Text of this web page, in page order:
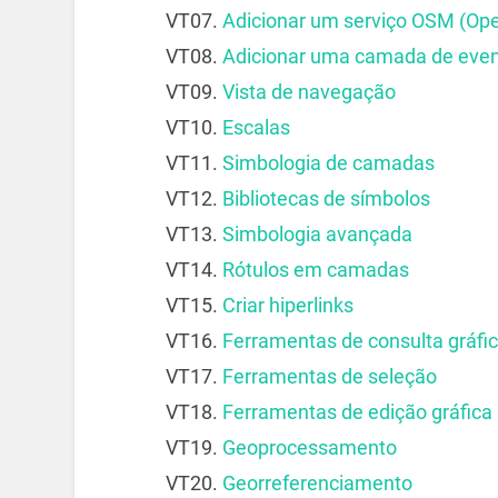
VT07. Adicionar um serviço OSM
VT08. Adicionar uma camada de
VT09. Vista de navegação
VT10. Escalas
VT11. Simbologia de camadas
VT12. Bibliotecas de símbolos
VT13. Simbologia avançada
VT14. Rótulos em camadas
VT15. Criar hiperlinks
VT16. Ferramentas de consulta
VT17. Ferramentas de seleção
VT18. Ferramentas de edição gráfica
VT19. Geoprocessamento
VT20. Georreferenciamento